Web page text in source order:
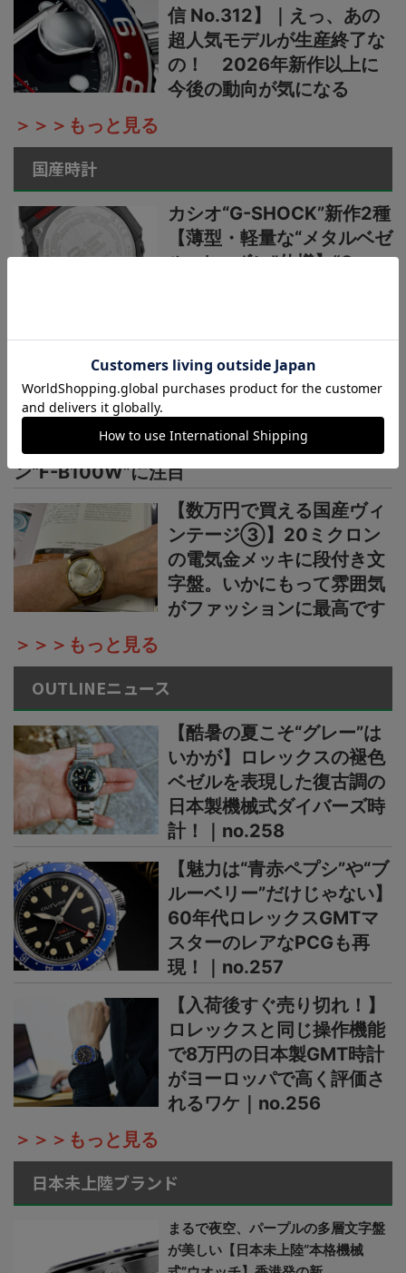
信 No.312】｜えっ、あの
超人気モデルが生産終了な
の！ 2026年新作以上に
今後の動向が気になる
＞＞＞もっと見る
国産時計
カシオ“G-SHOCK”新作2種
【薄型・軽量な“メタルベゼ
ル×カーボン”仕様】“G-
【1万円以下の最新デジタ
ルウオッチ3種】薄型・軽
量スタイル（厚さ8.8mm、
重さ26g）、新コレクショ
ン“F-B100W”に注目
【数万円で買える国産ヴィ
ンテージ③】20ミクロン
の電気金メッキに段付き文
字盤。いかにもって雰囲気
がファッションに最高です
＞＞＞もっと見る
OUTLINEニュース
【酷暑の夏こそ“グレー”は
いかが】ロレックスの褪色
ベゼルを表現した復古調の
日本製機械式ダイバーズ時
計！｜no.258
【魅力は“青赤ペプシ”や“ブ
ルーベリー”だけじゃない】
60年代ロレックスGMTマ
スターのレアなPCGも再
現！｜no.257
【入荷後すぐ売り切れ！】
ロレックスと同じ操作機能
で8万円の日本製GMT時計
がヨーロッパで高く評価さ
れるワケ｜no.256
＞＞＞もっと見る
日本未上陸ブランド
まるで夜空、パープルの多層文字盤
が美しい【日本未上陸“本格機械